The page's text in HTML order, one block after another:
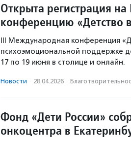
Открыта регистрация
конференцию «Детство
III Международная конференция
психоэмоциональной поддержке
17 по 19 июня в столице и онлайн.
Новости · 28.04.2026 ·
Фонд «Дети России»
онкоцентра в